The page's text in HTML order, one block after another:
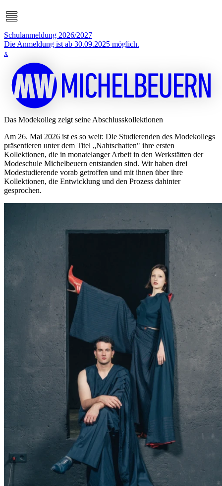
Schulanmeldung 2026/2027
Die Anmeldung ist ab 30.09.2025 möglich.
x
Das Modekolleg zeigt seine Abschlusskollektionen
Am 26. Mai 2026 ist es so weit: Die Studierenden des Modekollegs
präsentieren unter dem Titel „Nahtschatten" ihre ersten
Kollektionen, die in monatelanger Arbeit in den Werkstätten der
Modeschule Michelbeuern entstanden sind. Wir haben drei
Modestudierende vorab getroffen und mit ihnen über ihre
Kollektionen, die Entwicklung und den Prozess dahinter
gesprochen.